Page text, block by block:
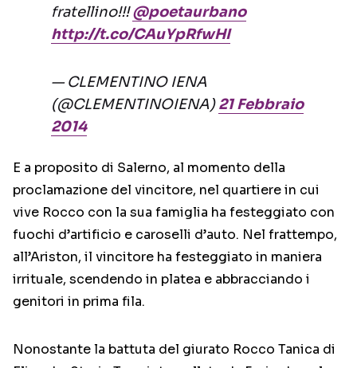
fratellino!!!@poetaurbano
http://t.co/CAuYpRfwHI
— CLEMENTINO IENA
(@CLEMENTINOIENA)21 Febbraio
2014
E a proposito di Salerno, al momento della
proclamazione del vincitore, nel quartiere in cui
vive Rocco con la sua famiglia ha festeggiato con
fuochi d’artificio e caroselli d’auto. Nel frattempo,
all’Ariston, il vincitore ha festeggiato in maniera
irrituale, scendendo in platea e abbracciando i
genitori in prima fila.
Nonostante la battuta del giurato Rocco Tanica di